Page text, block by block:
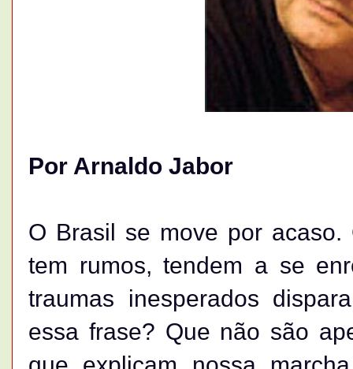
Por Arnaldo Jabor
O Brasil se move por
tem rumos, tendem a se
traumas inesperados
essa frase? Que não são